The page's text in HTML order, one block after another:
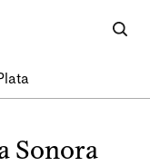
Sonora